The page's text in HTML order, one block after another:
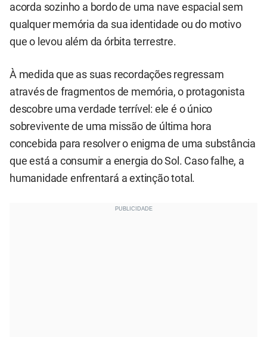
acorda sozinho a bordo de uma nave espacial sem
qualquer memória da sua identidade ou do motivo
que o levou além da órbita terrestre.
À medida que as suas recordações regressam
através de fragmentos de memória, o protagonista
descobre uma verdade terrível: ele é o único
sobrevivente de uma missão de última hora
concebida para resolver o enigma de uma substância
que está a consumir a energia do Sol. Caso falhe, a
humanidade enfrentará a extinção total.